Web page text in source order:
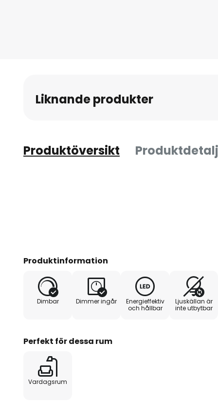
Liknande produkter
Produktöversikt
Produktinformation
Dimbar Dimmer ingår
Energieffektiv
och hållbar
Ljuskällan är
inte utbytbar
Perfekt för dessa rum
Vardagsrum